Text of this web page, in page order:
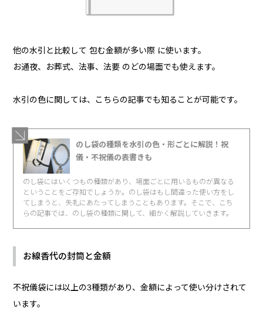
他の水引と比較して 包む金額が多い際 に使います。
お通夜、お葬式、法事、法要 のどの場面でも使えます。
水引の色に関しては、こちらの記事でも知ることが可能です。
のし袋の種類を水引の色・形ごとに解説！祝
儀・不祝儀の表書きも
のし袋にはいくつもの種類があり、場面ごとに用いるものが異なる
ということをご存知でしょうか。のし袋はもし間違った使い方をし
てしまうと、失礼にあたってしまうこともあります。そこで、こち
らの記事では、のし袋の種類に関して、細かく解説していきます。
お線香代の封筒と金額
不祝儀袋には以上の3種類があり、金額によって使い分けされて
います。